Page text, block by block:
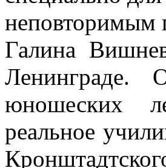
неповторимым
Галина
юношеских
реальное